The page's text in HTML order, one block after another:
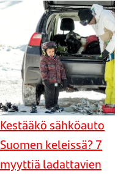
Kestääkö sähköauto
Suomen keleissä? 7
myyttiä ladattavien